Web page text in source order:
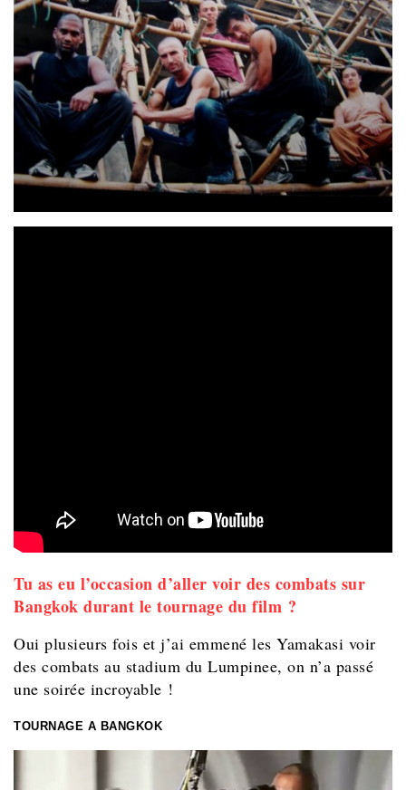
Tu as eu l’occasion d’aller voir des combats sur
Bangkok durant le tournage du film ?
Oui plusieurs fois et j’ai emmené les Yamakasi voir
des combats au stadium du Lumpinee, on n’a passé
une soirée incroyable !
TOURNAGE A BANGKOK